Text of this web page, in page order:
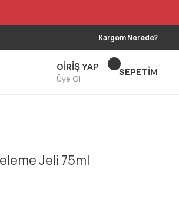
Kargom Nerede?
GİRİŞ YAP
Üye Ol
SEPETİM
Jeli 75ml